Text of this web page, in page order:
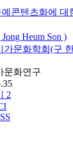
콘텐츠화에 대
Heum Son )
가문화학회(구
문화연구
2